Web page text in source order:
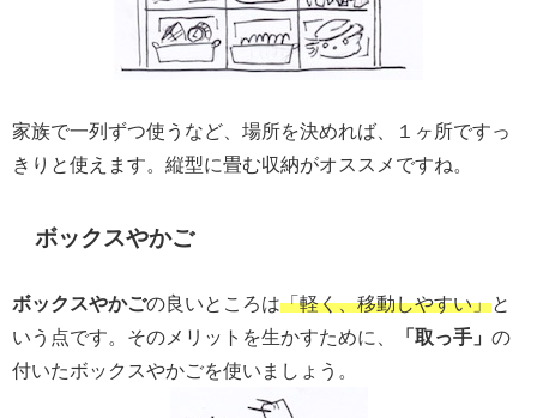
家族で一列ずつ使うなど、場所を決めれば、１ヶ所ですっ
きりと使えます。縦型に畳む収納がオススメですね。
ボックスやかご
ボックスやかごの良いところは「軽く、移動しやすい」と
いう点です。そのメリットを生かすために、
「取っ手」 の
付いたボックスやかごを使いましょう。